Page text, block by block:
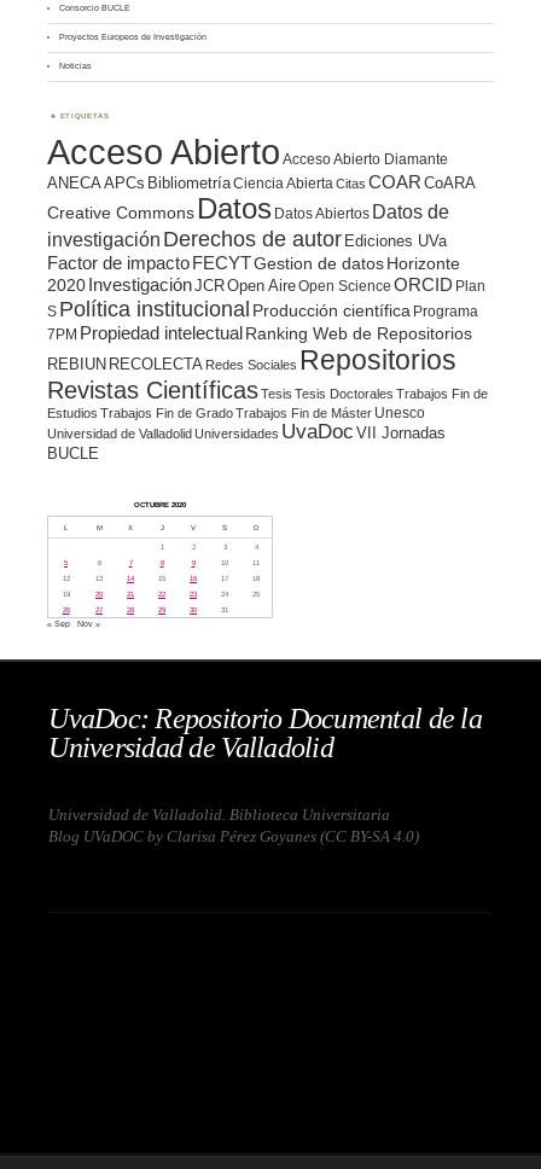
Consorcio BUCLE
Proyectos Europeos de Investigación
Noticias
ETIQUETAS
Acceso Abierto Acceso Abierto Diamante
ANECA APCs BibliometríaCiencia Abierta Citas COAR CoARA
Creative Commons Datos Datos Abiertos Datos de
investigación Derechos de autor Ediciones UVa
Factor de impacto FECYTGestion de datosHorizonte
2020 InvestigaciónJCROpen AireOpen Science ORCID Plan
S Política institucional Producción científica Programa
7PM Propiedad intelectualRanking Web de Repositorios
REBIUN RECOLECTA Redes Sociales Repositorios
Revistas CientíficasTesis Tesis Doctorales Trabajos Fin de
Estudios Trabajos Fin de GradoTrabajos Fin de Máster Unesco
Universidad de ValladolidUniversidades UvaDoc VII Jornadas
BUCLE
OCTUBRE 2020
L M X J V S D
1 2 3
4
5
6 7 8 9 10
11
12
13 14 15 16 17
18
19
20 21 22 23 24
25
26
27 28 29 30 31
« Sep Nov »
UvaDoc: Repositorio Documental de la
Universidad de Valladolid
Universidad de Valladolid. Biblioteca Universitaria
Blog UVaDOC by Clarisa Pérez Goyanes (CC BY-SA 4.0)